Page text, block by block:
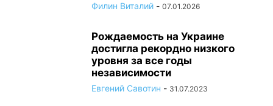
Филин Виталий - 07.01.2026
Рождаемость на Украине
достигла рекордно низкого
уровня за все годы
независимости
Евгений Савотин - 31.07.2023